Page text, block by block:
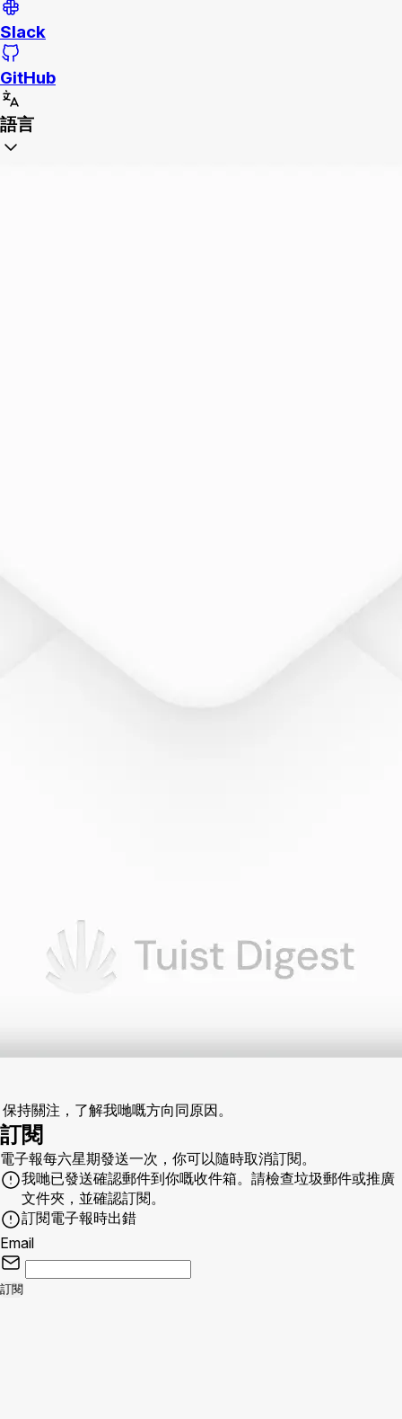
Slack
GitHub
語言
持關注，了解我哋嘅方向同原因。
訂閱
電子報每六星期發送一次，你可以隨時取消訂閱。
我哋已發送確認郵件到你嘅收件箱。請檢查垃圾郵件或推廣
文件夾，並確認訂閱。
訂閱電子報時出錯
Email
訂閱